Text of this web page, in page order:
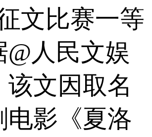
文比赛一等
人民文娱
该文因取名
电影《夏洛